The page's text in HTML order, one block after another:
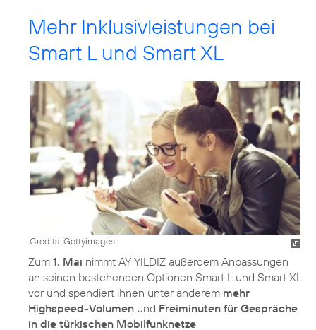
Mehr Inklusivleistungen bei
Smart L und Smart XL
Credits: Gettyimages
Zum 1. Mai nimmt AY YILDIZ außerdem Anpassungen
an seinen bestehenden Optionen Smart L und Smart XL
vor und spendiert ihnen unter anderem mehr
Highspeed-Volumen und Freiminuten für Gespräche
in die türkischen Mobilfunknetze